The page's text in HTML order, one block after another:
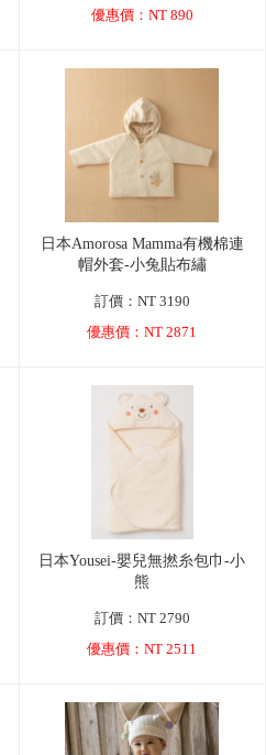
優惠價：NT 890
日本Amorosa Mamma有機棉連
帽外套-小兔貼布繡
訂價：NT 3190
優惠價：NT 2871
日本Yousei-嬰兒無撚糸包巾-小
熊
訂價：NT 2790
優惠價：NT 2511